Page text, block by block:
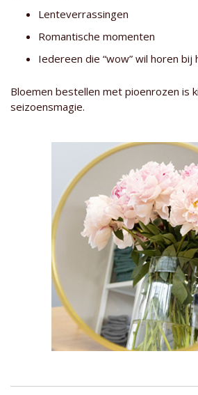
Lenteverrassingen
Romantische momenten
Iedereen die “wow” wil horen bij
Bloemen bestellen met pioenrozen is
seizoensmagie.